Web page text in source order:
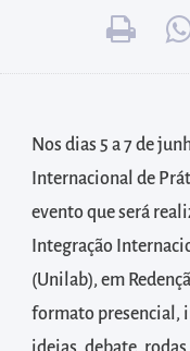
as
informações
postas
no
rodapé
Nos dias 5 a 7 de
Internacional de
evento que será
Integração
(Unilab), em
formato presencial,